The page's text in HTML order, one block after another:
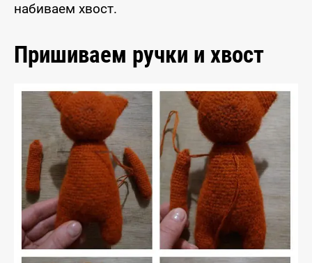
набиваем хвост.
Пришиваем ручки и хвост